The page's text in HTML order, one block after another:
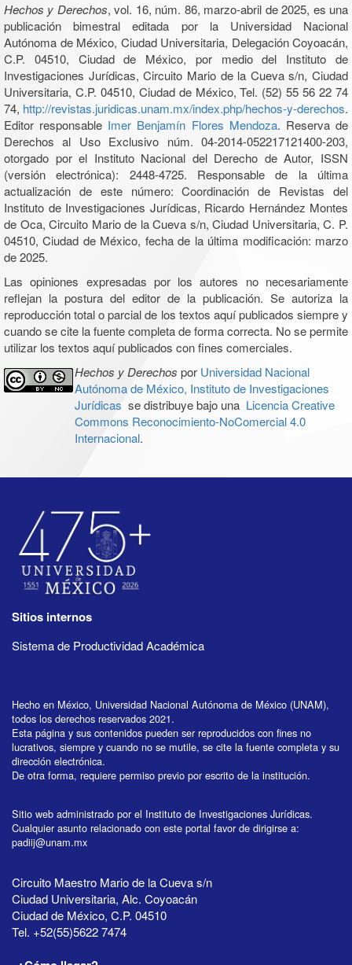
Hechos y Derechos, vol. 16, núm. 86, marzo-abril de 2025, es una
publicación bimestral editada por la Universidad Nacional
Autónoma de México, Ciudad Universitaria, Delegación Coyoacán,
C.P. 04510, Ciudad de México, por medio del Instituto de
Investigaciones Jurídicas, Circuito Mario de la Cueva s/n, Ciudad
Universitaria, C.P. 04510, Ciudad de México, Tel. (52) 55 56 22 74
74, http://revistas.juridicas.unam.mx/index.php/hechos-y-derechos.
Editor responsable Imer Benjamín Flores Mendoza. Reserva de
Derechos al Uso Exclusivo núm. 04-2014-052217121400-203,
otorgado por el Instituto Nacional del Derecho de Autor, ISSN
(versión electrónica): 2448-4725. Responsable de la última
actualización de este número: Coordinación de Revistas del
Instituto de Investigaciones Jurídicas, Ricardo Hernández Montes
de Oca, Circuito Mario de la Cueva s/n, Ciudad Universitaria, C. P.
04510, Ciudad de México, fecha de la última modificación: marzo
de 2025.
Las opiniones expresadas por los autores no necesariamente
reflejan la postura del editor de la publicación. Se autoriza la
reproducción total o parcial de los textos aquí publicados siempre y
cuando se cite la fuente completa de forma correcta. No se permite
utilizar los textos aquí publicados con fines comerciales.
Hechos y Derechos por Universidad Nacional
Autónoma de México, Instituto de Investigaciones
Jurídicas se distribuye bajo una Licencia Creative
Commons Reconocimiento-NoComercial 4.0
Internacional.
Sitios internos
Sistema de Productividad Académica
Hecho en México, Universidad Nacional Autónoma de México (UNAM),
todos los derechos reservados 2021.
Esta página y sus contenidos pueden ser reproducidos con fines no
lucrativos, siempre y cuando no se mutile, se cite la fuente completa y su
dirección electrónica.
De otra forma, requiere permiso previo por escrito de la institución.
Sitio web administrado por el Instituto de Investigaciones Jurídicas.
Cualquier asunto relacionado con este portal favor de dirigirse a:
padiij@unam.mx
Circuito Maestro Mario de la Cueva s/n
Ciudad Universitaria, Alc. Coyoacán
Ciudad de México, C.P. 04510
Tel. +52(55)5622 7474